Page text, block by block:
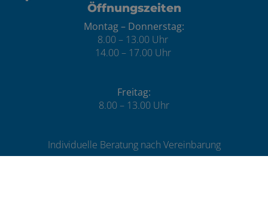
Öffnungszeiten
Montag – Donnerstag:
8.00 – 13.00 Uhr
14.00 – 17.00 Uhr
Freitag:
8.00 – 13.00 Uhr
Individuelle Beratung nach Vereinbarung